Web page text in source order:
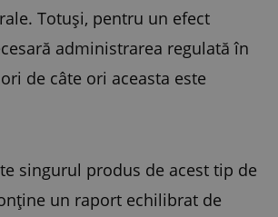
Totuși, pentru un efect
administrarea regulată în
de câte ori aceasta este
singurul produs de acest tip de
un raport echilibrat de